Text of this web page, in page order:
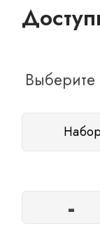
Выберите
-